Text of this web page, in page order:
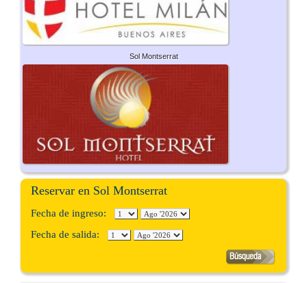
Sol Montserrat
Reservar en Sol Montserrat
Fecha de ingreso:
Fecha de salida: